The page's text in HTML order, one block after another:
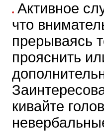
Активное
что
прерываясь
прояснить
кивайте